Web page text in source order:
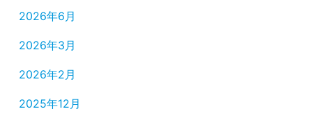
2026年6月
2026年3月
2026年2月
2025年12月